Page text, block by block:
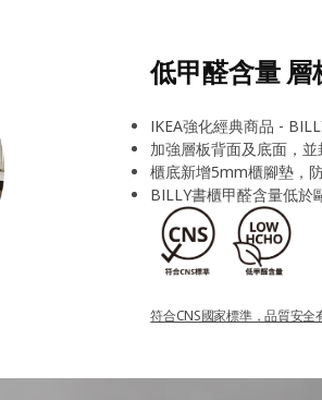
低甲醛含量
IKEA強化經典商品 -
加強層板背面及底面，並
櫃底新增5mm櫃腳墊，
BILLY書櫃甲醛含量低於
符合CNS國家標準，品質安